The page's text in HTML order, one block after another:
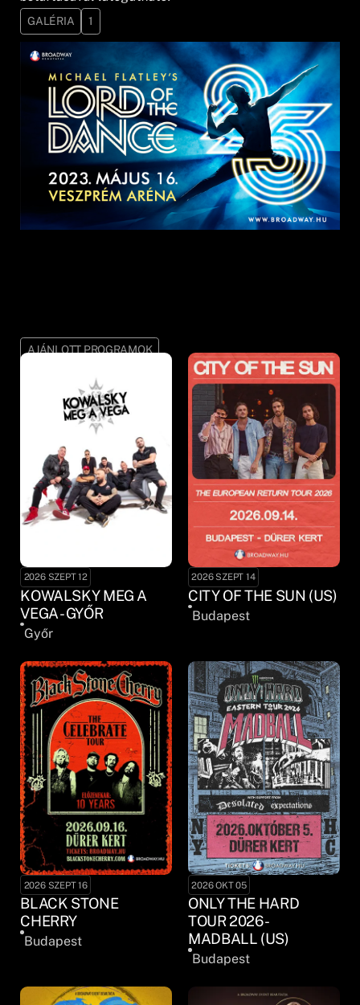
GALÉRIA 1
AJÁNLOTT PROGRAMOK
2026 SZEPT 12
KOWALSKY MEG A
VEGA - GYŐR
Győr
2026 SZEPT 14
CITY OF THE SUN (US)
Budapest
2026 SZEPT 16
BLACK STONE
CHERRY
Budapest
2026 OKT 05
ONLY THE HARD
TOUR 2026 -
MADBALL (US)
Budapest